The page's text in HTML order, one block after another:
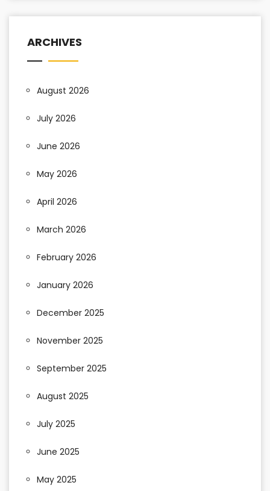
ARCHIVES
August 2026
July 2026
June 2026
May 2026
April 2026
March 2026
February 2026
January 2026
December 2025
November 2025
September 2025
August 2025
July 2025
June 2025
May 2025